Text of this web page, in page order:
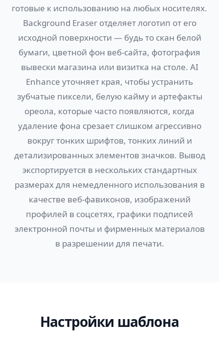
готовые к использованию на любых носителях.
Background Eraser отделяет логотип от его
исходной поверхности — будь то скан белой
бумаги, цветной фон веб-сайта, фотография
вывески магазина или визитка на столе. AI
Enhance уточняет края, чтобы устранить
зубчатые пиксели, белую кайму и артефакты
ореола, которые часто появляются, когда
удаление фона срезает слишком агрессивно
вокруг тонких шрифтов, тонких линий и
детализированных элементов значков. Вывод
экспортируется в нескольких стандартных
размерах для немедленного использования в
качестве веб-фавиконов, изображений
профилей в соцсетях, графики подписей
электронной почты и фирменных материалов
в разрешении для печати.
Настройки шаблона